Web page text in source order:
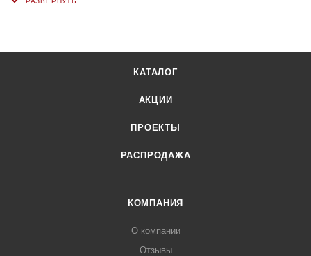
КАТАЛОГ
АКЦИИ
ПРОЕКТЫ
РАСПРОДАЖА
КОМПАНИЯ
О компании
Отзывы